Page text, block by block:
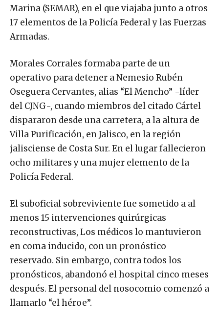
Marina (SEMAR), en el que viajaba junto a otros
17 elementos de la Policía Federal y las Fuerzas
Armadas.
Morales Corrales formaba parte de un
operativo para detener a Nemesio Rubén
Oseguera Cervantes, alias “El Mencho” -líder
del CJNG-, cuando miembros del citado Cártel
dispararon desde una carretera, a la altura de
Villa Purificación, en Jalisco, en la región
jalisciense de Costa Sur. En el lugar fallecieron
ocho militares y una mujer elemento de la
Policía Federal.
El suboficial sobreviviente fue sometido a al
menos 15 intervenciones quirúrgicas
reconstructivas, Los médicos lo mantuvieron
en coma inducido, con un pronóstico
reservado. Sin embargo, contra todos los
pronósticos, abandonó el hospital cinco meses
después. El personal del nosocomio comenzó a
llamarlo “el héroe”.